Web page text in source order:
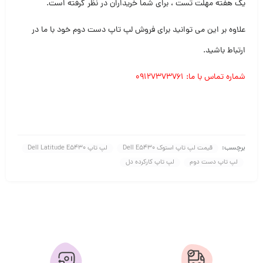
یک هفته مهلت تست ، برای شما خریداران در نظر گرفته است.
علاوه بر این می توانید برای فروش لپ تاپ دست دوم خود با ما در
ارتباط باشید.
شماره تماس با ما: ۰۹۱۲۷۳۷۳۷۶۱
برچسب: قیمت لپ تاپ استوک Dell E5430
لپ تاپ Dell Latitude E5430
لپ تاپ دست دوم
لپ تاپ کارکرده دل